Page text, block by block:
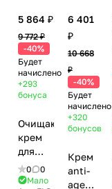
5 864 ₽
9 772 ₽
-40%
Будет
начислено
+293
бонуса
Очищающий
крем
для
проблемной
кожи /
0
0
Мало
6 401
₽
10 668
₽
-40%
Будет
начислено
+320
бонусов
Крем
anti-
age